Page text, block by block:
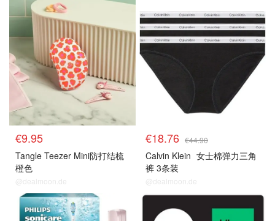
€9.95
Tangle Teezer Mini防打结梳
橙色
@dealmoon.de
€18.76 €44.90
Calvin Klein 女士棉弹力三角
裤 3条装
@dealmoon.de